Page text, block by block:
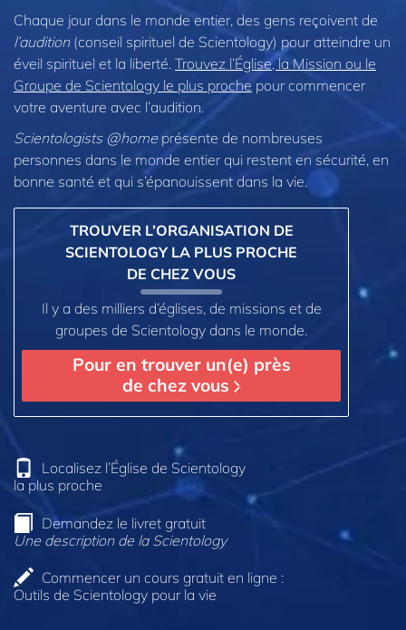
Chaque jour dans le monde entier, des gens reçoivent de
l’audition(conseil spirituel de Scientology) pour atteindre un
éveil spirituel et la liberté. Trouvez l’Église, la Mission ou le
Groupe de Scientology le plus prochepour commencer
votre aventure avec l’audition.
Scientologists @homeprésente de nombreuses
personnes dans le monde entier qui restent en sécurité, en
bonne santé et qui s’épanouissent dans la vie.
TROUVER L’ORGANISATION DE
SCIENTOLOGY LA PLUS PROCHE
DE CHEZ VOUS
Il y a des milliers d’églises, de missions et de
groupes de Scientology dans le monde.
Pour en trouver un(e) près
de chez vous
Localisez l’Église de Scientology
la plus proche
Demandez le livret gratuit
Une description de la Scientology
Commencer un cours gratuit en ligne :
Outils de Scientology pour la vie